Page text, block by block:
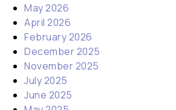
May 2026
April 2026
February 2026
December 2025
November 2025
July 2025
June 2025